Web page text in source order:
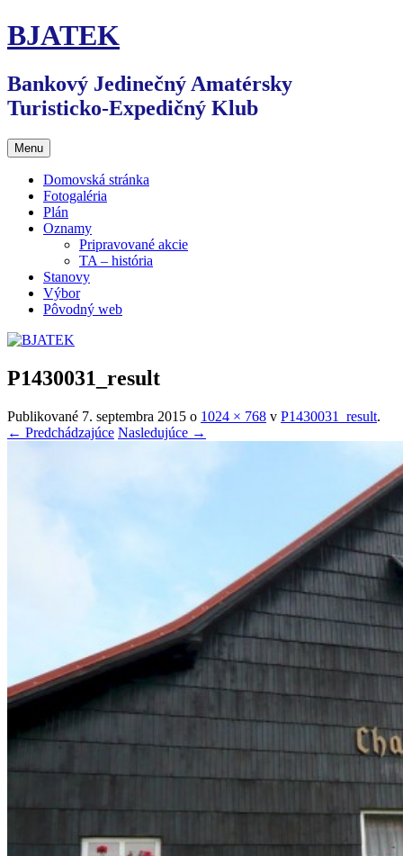
Preskočiť
na
BJATEK
Bankový Jedinečný Amatérsky
Turisticko-Expedičný Klub
Menu
Domovská stránka
Fotogaléria
Plán
Oznamy
Pripravované akcie
TA – história
Stanovy
Výbor
Pôvodný web
P1430031_result
Publikované 7. septembra 2015 o 1024 × 768 v P1430031_result.
← Predchádzajúce Nasledujúce →